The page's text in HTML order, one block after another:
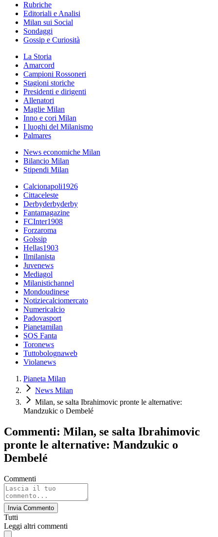
Rubriche
Editoriali e Analisi
Milan sui Social
Sondaggi
Gossip e Curiosità
La Storia
Amarcord
Campioni Rossoneri
Stagioni storiche
Presidenti e dirigenti
Allenatori
Maglie Milan
Inno e cori Milan
I luoghi del Milanismo
Palmares
News economiche Milan
Bilancio Milan
Stipendi Milan
Calcionapoli1926
Cittaceleste
Derbyderbyderby
Fantamagazine
FCInter1908
Forzaroma
Golssip
Hellas1903
Ilmilanista
Juvenews
Mediagol
Milanistichannel
Mondoudinese
Notiziecalciomercato
Numericalcio
Padovasport
Pianetamilan
SOS Fanta
Toronews
Tuttobolognaweb
Violanews
Pianeta Milan
News Milan
Milan, se salta Ibrahimovic pronte le alternative:
Mandzukic o Dembelé
Commenti: Milan, se salta Ibrahimovic
pronte le alternative: Mandzukic o
Dembelé
Commenti
Invia Commento
Tutti
Leggi altri commenti